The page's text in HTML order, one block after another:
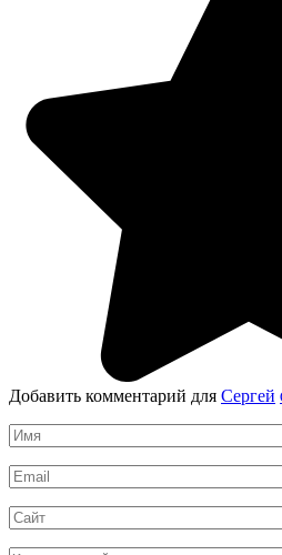
Добавить комментарий для Сергей
Имя
*
Email
*
Сайт